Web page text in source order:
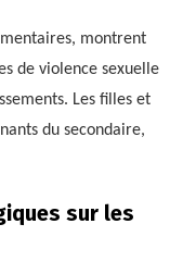
montrent
de violence sexuelle
Les filles et
du secondaire,
sur les